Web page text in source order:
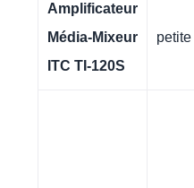
Amplificateur
Média-Mixeur
ITC TI-120S